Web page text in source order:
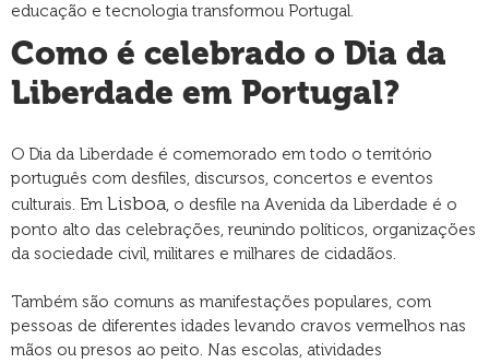
educação e tecnologia transformou Portugal.
Como é celebrado o Dia da
Liberdade em Portugal?
O Dia da Liberdade é comemorado em todo o território
português com desfiles, discursos, concertos e eventos
culturais. Em Lisboa, o desfile na Avenida da Liberdade é o
ponto alto das celebrações, reunindo políticos, organizações
da sociedade civil, militares e milhares de cidadãos.
Também são comuns as manifestações populares, com
pessoas de diferentes idades levando cravos vermelhos nas
mãos ou presos ao peito. Nas escolas, atividades